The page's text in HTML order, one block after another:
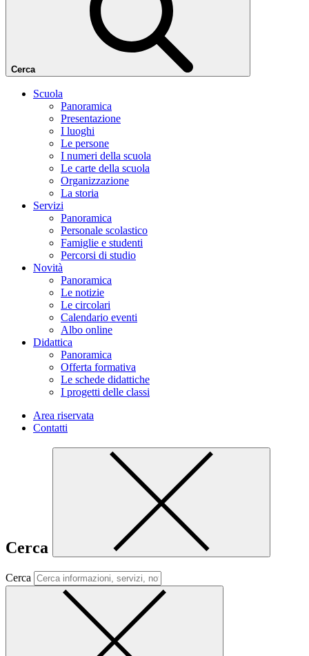
Cerca
Scuola
Panoramica
Presentazione
I luoghi
Le persone
I numeri della scuola
Le carte della scuola
Organizzazione
La storia
Servizi
Panoramica
Personale scolastico
Famiglie e studenti
Percorsi di studio
Novità
Panoramica
Le notizie
Le circolari
Calendario eventi
Albo online
Didattica
Panoramica
Offerta formativa
Le schede didattiche
I progetti delle classi
Area riservata
Contatti
Cerca
Cerca